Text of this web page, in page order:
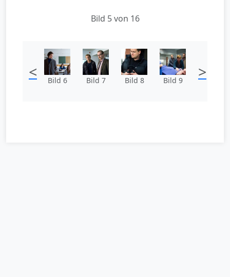
Bild 5 von 16
< Bild 6 Bild 7 Bild 8 Bild 9 >